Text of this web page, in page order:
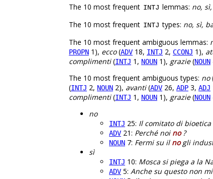
The 10 most frequent INTJ lemmas: no,
The 10 most frequent INTJ types: no, sì,
The 10 most frequent ambiguous lemmas:
PROPN 1), ecco(ADV 18, INTJ 2, CCONJ 1),
complimenti(INTJ 1, NOUN 1), grazie(NOUN
The 10 most frequent ambiguous types: no
(INTJ 2, NOUN 2), avanti(ADV 26, ADP 3, ADJ
complimenti(INTJ 1, NOUN 1), grazie(NOUN
no
INTJ 25: Il comitato di bioetica
ADV 21: Perché noi no?
NOUN 7: Fermi su il nogli
sì
INTJ 10: Mosca si piega a la
ADV 5: Anche su questo non